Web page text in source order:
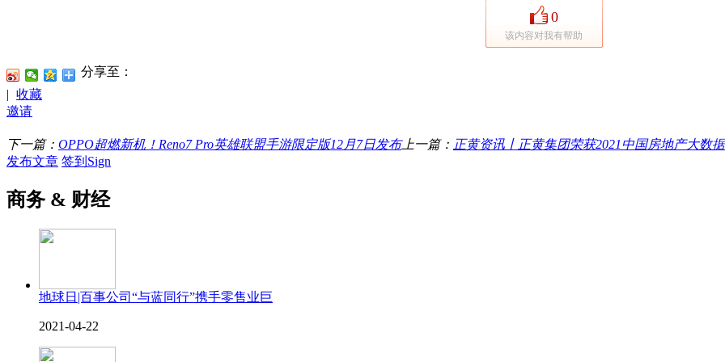
0
该内容对我有帮助
分享至：
| 收藏
邀请
下一篇： OPPO超燃新机！Reno7 Pro英雄联盟手游限定版12月7日发布上一篇： 正黄资讯丨正黄集团荣获2021中国房地产大数
发布文章 签到Sign
商务 & 财经
地球日|百事公司“与蓝同行”携手零售业巨
2021-04-22